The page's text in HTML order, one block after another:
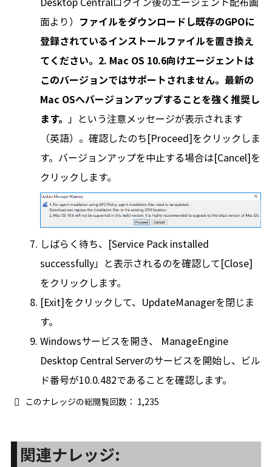
面より） ファイルをダウンロードし既存のGPOに
登録されているインストールファイルを置き換え
てください。2. Mac OS 10.6向けエージェントは
このバージョンではサポートされません。最新の
Mac OSへバージョンアップすることを強く推奨し
ます。 」という注意メッセージが表示されます
（英語）。確認したのち[Proceed]をクリックしま
す。バージョンアップを中止する場合は[Cancel]を
クリックします。
しばらく待ち、[Service Pack installed
successfully」と表示されるのを確認して[Close]
をクリックします。
[Exit]をクリックして、UpdateManagerを閉じま
す。
Windowsサービスを開き、 ManageEngine
Desktop Central Serverのサービスを開始し、ビル
ド番号が10.0.482であることを確認します。
このナレッジの総閲覧回数： 1,235
関連ナレッジ: